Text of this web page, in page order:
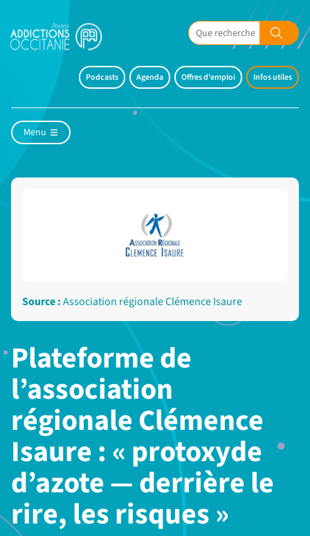
Podcasts Agenda Offres d'emploi Infos utiles
Menu
Plateforme de
l’association
régionale Clémence
Isaure : « protoxyde
d’azote — derrière le
rire, les risques »
Source :Association régionale Clémence Isaure